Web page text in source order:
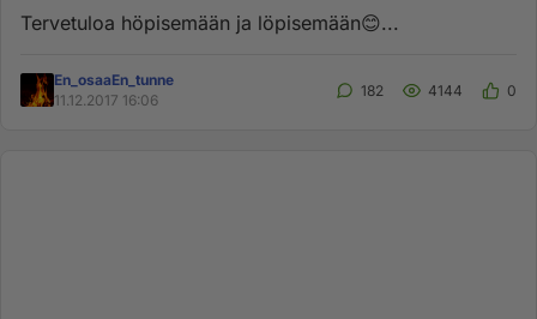
Tervetuloa höpisemään ja löpisemään😊...
En_osaaEn_tunne
11.12.2017 16:06
182 4144 0